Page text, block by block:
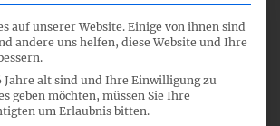
der 51. Sitzung des IFRS-
vom 28. Juli 2016 steht jetzt zum
mehr lesen
auf unserer Website. Einige von ihnen sind
andere uns helfen, diese Website und Ihre
Jahre alt sind und Ihre Einwilligung zu
geben möchten, müssen Sie Ihre
um Erlaubnis bitten.